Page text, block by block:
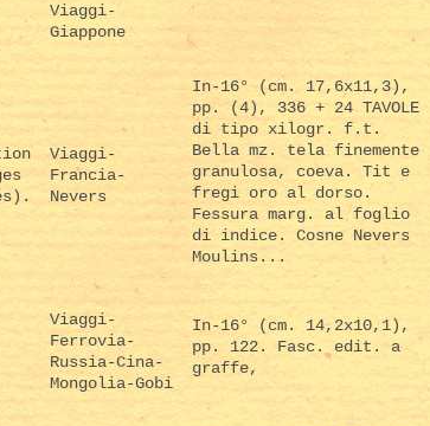
Viaggi-
Giappone
Viaggi-
Francia-
Nevers
In-16° (cm. 17,6x11,3),
pp. (4), 336 + 24 TAVOLE
di tipo xilogr. f.t.
Bella mz. tela finemente
granulosa, coeva. Tit e
fregi oro al dorso.
Fessura marg. al foglio
di indice. Cosne Nevers
Moulins...
Viaggi-
Ferrovia-
Russia-Cina-
Mongolia-Gobi
In-16° (cm. 14,2x10,1),
pp. 122. Fasc. edit. a
graffe,